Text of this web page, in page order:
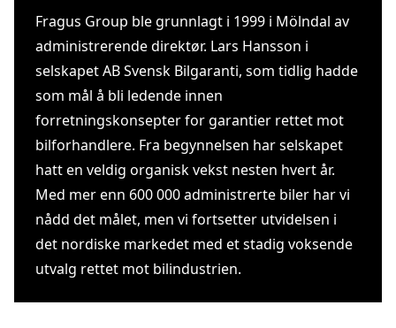
Fragus Group ble grunnlagt i 1999 i Mölndal av
administrerende direktør. Lars Hansson i
selskapet AB Svensk Bilgaranti, som tidlig hadde
som mål å bli ledende innen
forretningskonsepter for garantier rettet mot
bilforhandlere. Fra begynnelsen har selskapet
hatt en veldig organisk vekst nesten hvert år.
Med mer enn 600 000 administrerte biler har vi
nådd det målet, men vi fortsetter utvidelsen i
det nordiske markedet med et stadig voksende
utvalg rettet mot bilindustrien.